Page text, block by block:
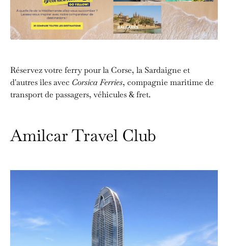
Réservez votre ferry pour la Corse, la Sardaigne et
d'autres îles avec Corsica Ferries, compagnie maritime de
transport de passagers, véhicules & fret.
Amilcar Travel Club